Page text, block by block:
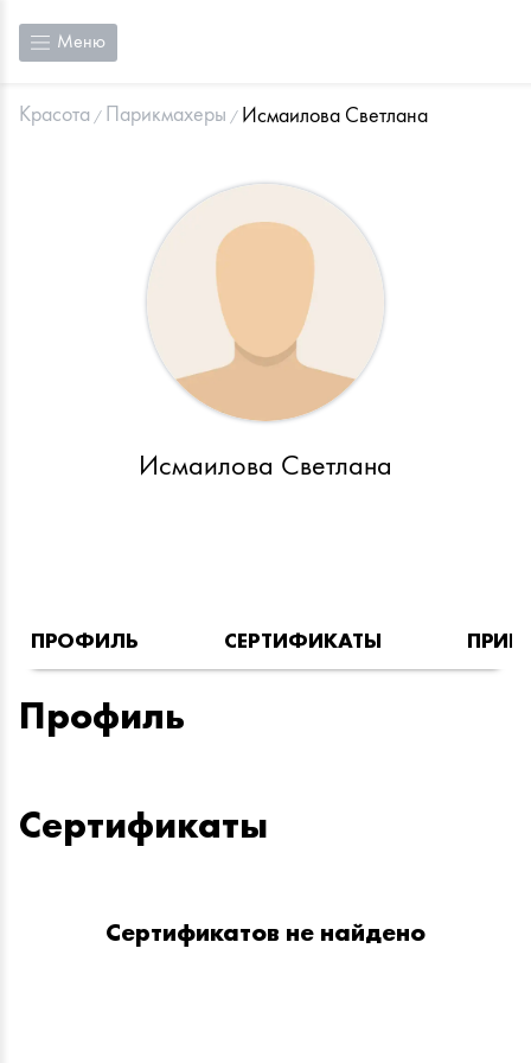
Меню
Красота Парикмахеры Исмаилова Светлана
Исмаилова Светлана
ПРОФИЛЬ СЕРТИФИКАТЫ
Профиль
Сертификаты
Сертификатов не найдено